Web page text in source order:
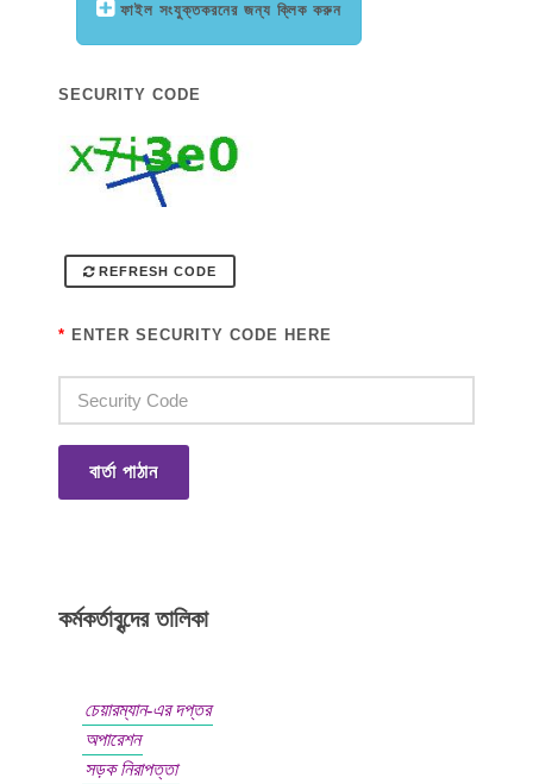
ফাইল সংযুক্তকরনের জন্য ক্লিক করুন
SECURITY CODE
REFRESH CODE
* ENTER SECURITY CODE HERE
বার্তা পাঠান
কর্মকর্তাবৃন্দের তালিকা
চেয়ারম্যান-এর দপ্তর
অপারেশন
সড়ক নিরাপত্তা